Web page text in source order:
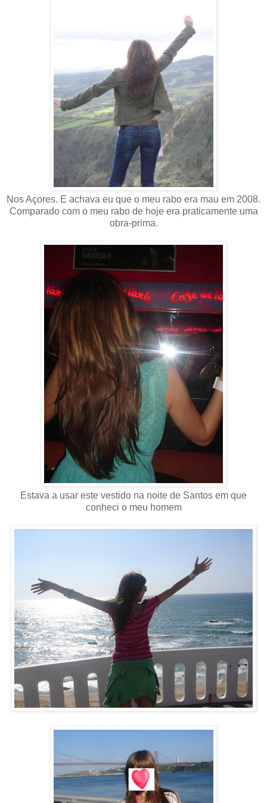
Nos Açores. E achava eu que o meu rabo era mau em 2008.
Comparado com o meu rabo de hoje era praticamente uma
obra-prima.
Estava a usar este vestido na noite de Santos em que
conheci o meu homem